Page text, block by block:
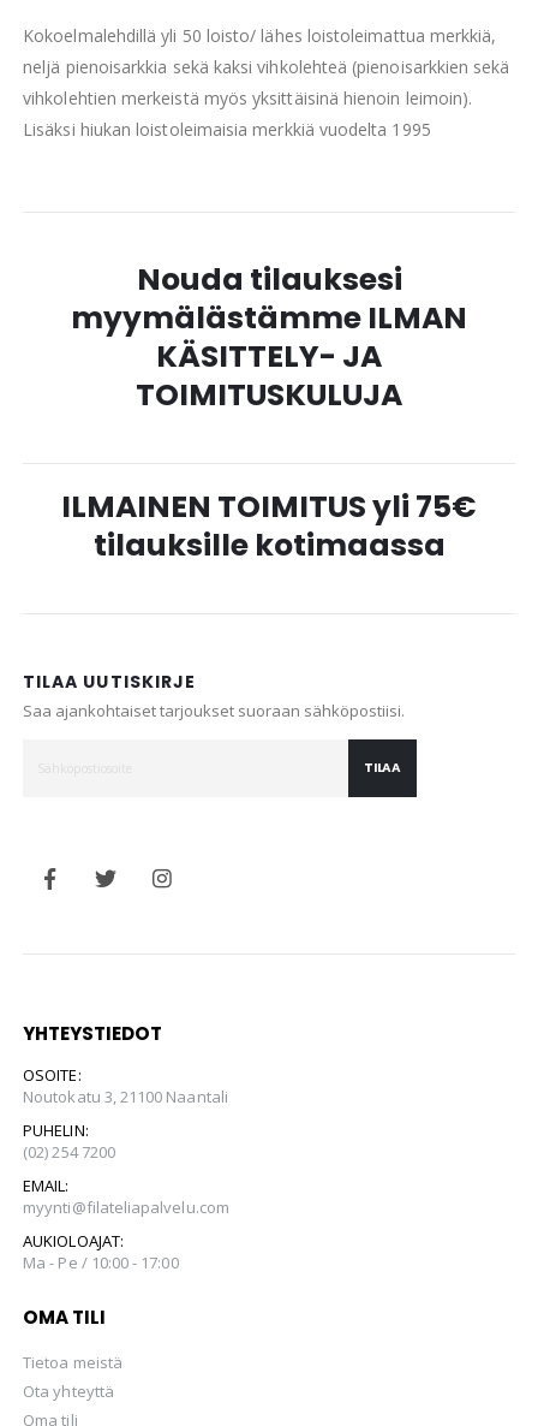
Kokoelmalehdillä yli 50 loisto/ lähes loistoleimattua merkkiä,
neljä pienoisarkkia sekä kaksi vihkolehteä (pienoisarkkien sekä
vihkolehtien merkeistä myös yksittäisinä hienoin leimoin).
Lisäksi hiukan loistoleimaisia merkkiä vuodelta 1995
Nouda tilauksesi
myymälästämme ILMAN
KÄSITTELY- JA
TOIMITUSKULUJA
ILMAINEN TOIMITUS yli 75€
tilauksille kotimaassa
TILAA UUTISKIRJE
Saa ajankohtaiset tarjoukset suoraan sähköpostiisi.
TILAA
YHTEYSTIEDOT
OSOITE:
Noutokatu 3, 21100 Naantali
PUHELIN:
(02) 254 7200
EMAIL:
myynti@filateliapalvelu.com
AUKIOLOAJAT:
Ma - Pe / 10:00 - 17:00
OMA TILI
Tietoa meistä
Ota yhteyttä
Oma tili